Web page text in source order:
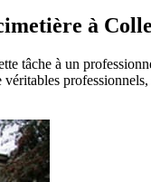
à
tâche à un